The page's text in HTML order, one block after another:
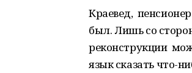
Краевед,
был. Лишь со
реконструкции
язык сказать что-